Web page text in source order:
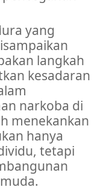
yang
langkah
kesadaran
narkoba di
menekankan
hanya
tetapi